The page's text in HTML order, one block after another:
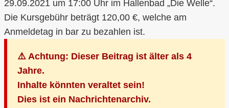
29.09.2021 um 17:00 Uhr im Hallenbad „Die Welle“.
Die Kursgebühr beträgt 120,00 €, welche am
Anmeldetag in bar zu bezahlen ist.
⚠️ Achtung: Dieser Beitrag ist älter als 4
Jahre.
Inhalte könnten veraltet sein!
Dies ist ein Nachrichtenarchiv.